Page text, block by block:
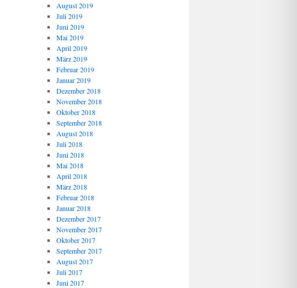
August 2019
Juli 2019
Juni 2019
Mai 2019
April 2019
März 2019
Februar 2019
Januar 2019
Dezember 2018
November 2018
Oktober 2018
September 2018
August 2018
Juli 2018
Juni 2018
Mai 2018
April 2018
März 2018
Februar 2018
Januar 2018
Dezember 2017
November 2017
Oktober 2017
September 2017
August 2017
Juli 2017
Juni 2017